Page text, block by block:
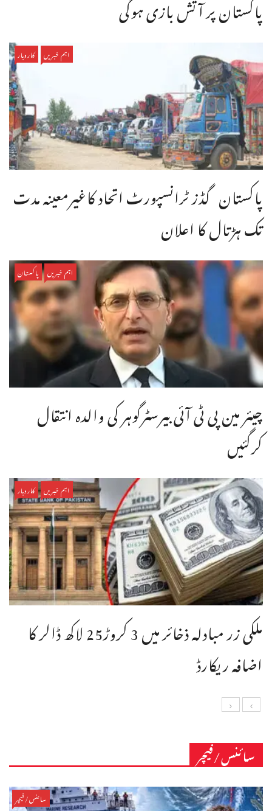
پاکستان پر آتش بازی ہوگی
اہم خبریں کاروبار
پاکستان گڈز ٹرانسپورٹ اتحاد کاغیرمعینہ مدت
تک ہڑتال کا اعلان
اہم خبریں پاکستان
چیئر مین پی ٹی آئی بیرسٹرگوہر کی والدہ انتقال
کرگئیں
اہم خبریں کاروبار
ملکی زر مبادلہ ذخائر میں 3 کروڑ25 لاکھ ڈالر کا
اضافہ ریکارڈ
سائنس/فیچر
سائنس/فیچر